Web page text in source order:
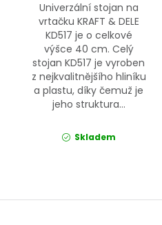
Univerzální stojan na
vrtačku KRAFT & DELE
KD517 je o celkové
výšce 40 cm. Celý
stojan KD517 je vyroben
z nejkvalitnějšího hliníku
a plastu, díky čemuž je
jeho struktura...
Skladem